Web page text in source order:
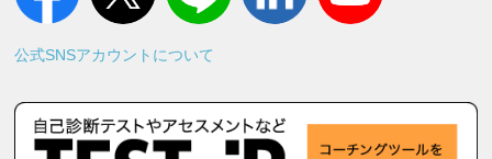
公式SNSアカウントについて